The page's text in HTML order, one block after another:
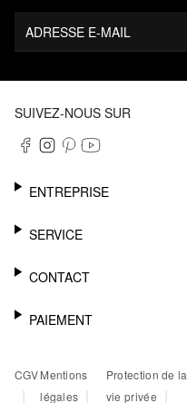
ADRESSE E-MAIL
SUIVEZ-NOUS SUR
ENTREPRISE
CARRIÈRE
SERVICE
NEWSLETTER
MÉMO
RETOURS
FAQ
CONTACT
AIDE
PAIEMENT
PAYPAL
CARTE BANCAIRE
CGV
|
Mentions
légales |
Protection de la
vie privée
|